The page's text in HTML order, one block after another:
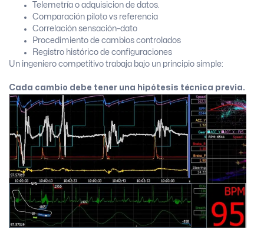
Telemetría o adquisicion de datos.
Comparación piloto vs referencia
Correlación sensación–dato
Procedimiento de cambios controlados
Registro histórico de configuraciones
Un ingeniero competitivo trabaja bajo un principio simple:
Cada cambio debe tener una hipótesis técnica previa.